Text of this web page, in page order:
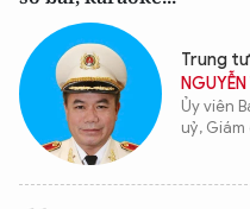
Trung
Ủy viên
uỷ, Giám